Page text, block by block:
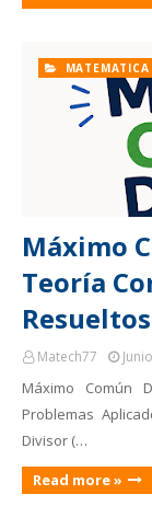
MATEMATICA
Máximo
Teoría
Matech77
Máximo Común
Problemas
Divisor (…
Read more »